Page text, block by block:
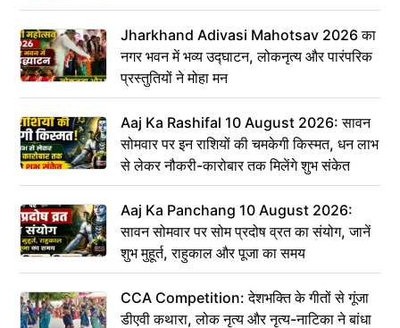
Jharkhand Adivasi Mahotsav 2026 का
नगर भवन में भव्य उद्घाटन, लोकनृत्य और पारंपरिक
प्रस्तुतियों ने मोहा मन
Aaj Ka Rashifal 10 August 2026: सावन
सोमवार पर इन राशियों की चमकेगी किस्मत, धन लाभ
से लेकर नौकरी-कारोबार तक मिलेंगे शुभ संकेत
Aaj Ka Panchang 10 August 2026:
सावन सोमवार पर सोम प्रदोष व्रत का संयोग, जानें
शुभ मुहूर्त, राहुकाल और पूजा का समय
CCA Competition: देशभक्ति के गीतों से गूंजा
डीएवी कथारा, लोक नृत्य और नृत्य-नाटिका ने बांधा